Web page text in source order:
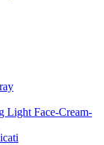
Light Face-Cream-